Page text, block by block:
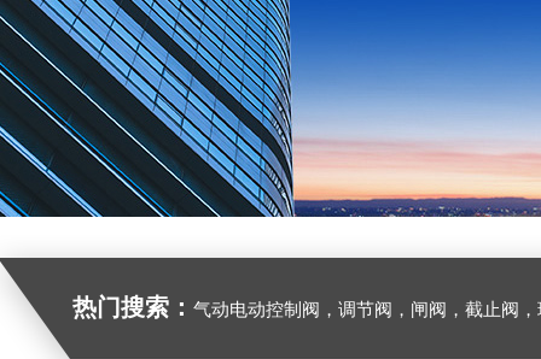
热门搜索： 气动电动控制阀，调节阀，闸阀，截止阀，球阀，蝶阀，止回阀，高温高压